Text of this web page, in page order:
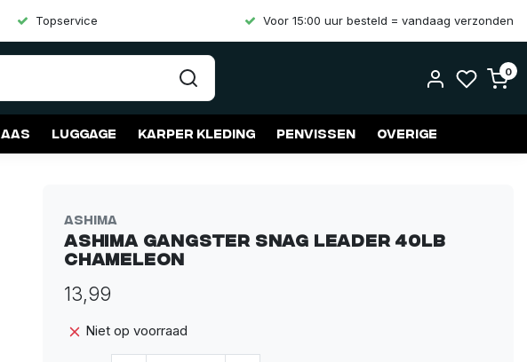
Topservice Voor 15:00 uur besteld = vandaag verzonden
0
Luggage Karper kleding Penvissen Overige
Ashima
Ashima Gangster Snag Leader 40lb
Chameleon
13,99
Niet op voorraad